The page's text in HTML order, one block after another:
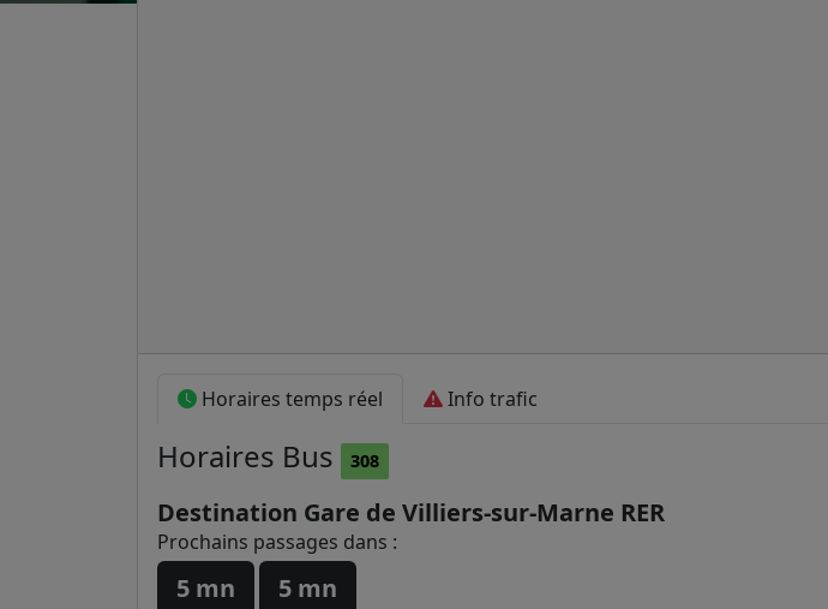
Horaires temps réel Info trafic
Horaires Bus 308
Destination Gare de Villiers-sur-Marne RER
Prochains passages dans :
5 mn
5 mn